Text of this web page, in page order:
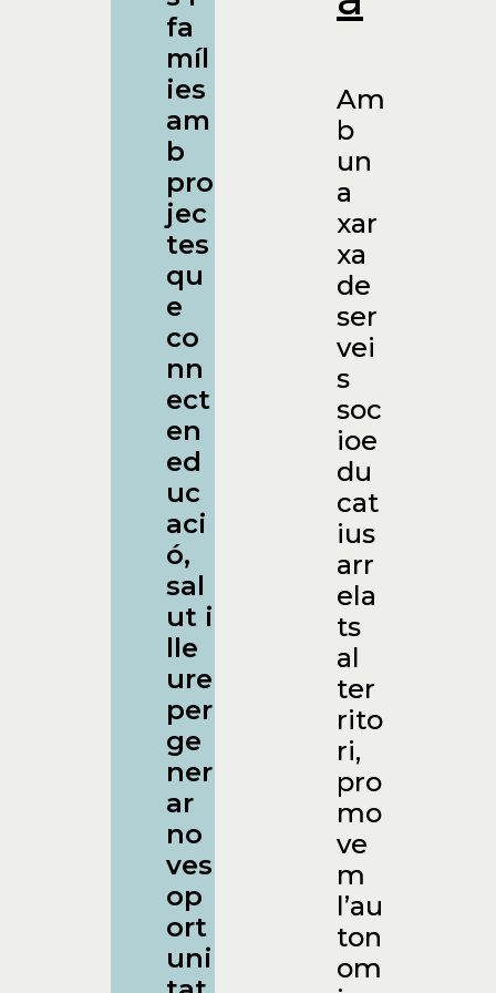
fa
míl
ies
am
b
pro
jec
tes
qu
e
co
nn
ect
en
ed
uc
aci
ó,
sal
ut i
lle
ure
per
ge
ner
ar
no
ves
op
ort
uni
Am
b
un
a
xar
xa
de
ser
vei
s
soc
ioe
du
cat
ius
arr
ela
ts
al
ter
rito
ri,
pro
mo
ve
m
l’au
ton
om